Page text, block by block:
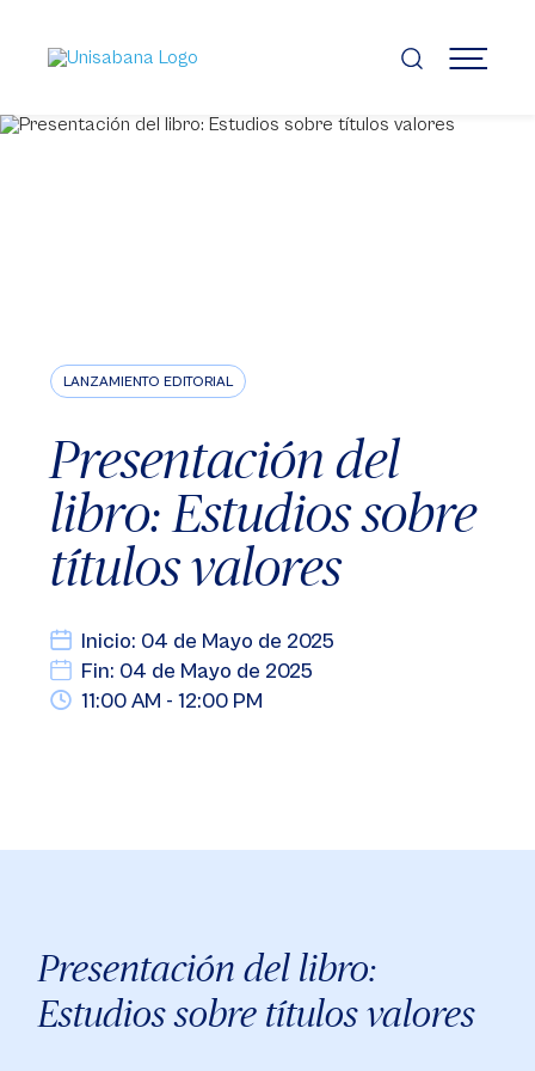
contenido
principal
MENÚ
LANZAMIENTO EDITORIAL
Presentación del
libro: Estudios sobre
títulos valores
Inicio: 04 de Mayo de 2025
Fin: 04 de Mayo de 2025
11:00 AM - 12:00 PM
Presentación del libro:
Estudios sobre títulos valores